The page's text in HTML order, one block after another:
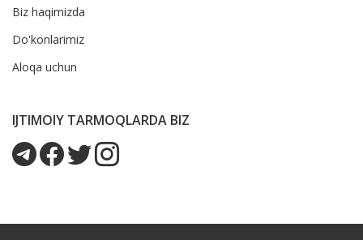
Biz haqimizda
Do'konlarimiz
Aloqa uchun
IJTIMOIY TARMOQLARDA BIZ